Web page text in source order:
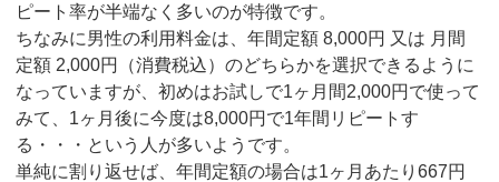
ピート率が半端なく多いのが特徴です。
ちなみに男性の利用料金は、年間定額 8,000円 又は 月間
定額 2,000円（消費税込）のどちらかを選択できるように
なっていますが、初めはお試しで1ヶ月間2,000円で使って
みて、1ヶ月後に今度は8,000円で1年間リピートす
る・・・という人が多いようです。
単純に割り返せば、年間定額の場合は1ヶ月あたり667円